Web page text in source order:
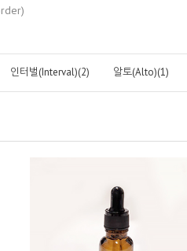
인터벌(Interval)(2) 알토(Alto)(1)